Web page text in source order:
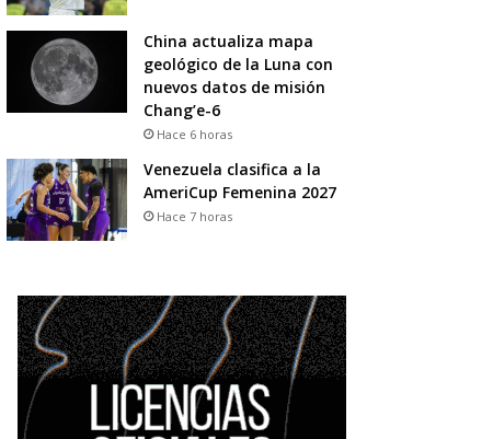
China actualiza mapa
geológico de la Luna con
nuevos datos de misión
Chang’e-6
Hace 6 horas
Venezuela clasifica a la
AmeriCup Femenina 2027
Hace 7 horas